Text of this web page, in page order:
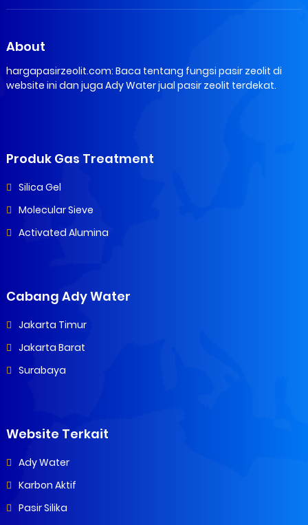
About
hargapasirzeolit.com: Baca tentang fungsi pasir zeolit di
website ini dan juga Ady Water jual pasir zeolit terdekat.
Produk Gas Treatment
Silica Gel
Molecular Sieve
Activated Alumina
Cabang Ady Water
Jakarta Timur
Jakarta Barat
Surabaya
Website Terkait
Ady Water
Karbon Aktif
Pasir Silika